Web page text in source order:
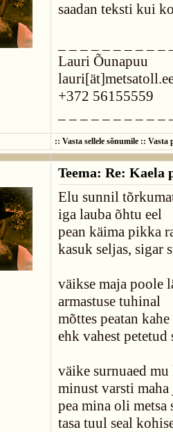
saadan teksti kui
Lauri Õunapuu
+372 56155559
:: Vasta sellele sõnumile:: Vasta
Teema: Re: Kaela
Elu sunnil
iga lauba õhtu eel
pean käima pikka
kasuk seljas, sigar
väikse maja poole
armastuse tuhinal
mõttes peatan
ehk vahest petetud
väike surnuaed
minust varsti maha
pea mina oli metsa
tasa tuul seal